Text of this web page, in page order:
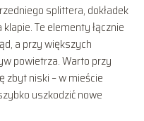
splittera, dokładek
Te elementy łącznie
a przy większych
powietrza. Warto przy
zbyt niski – w mieście
uszkodzić nowe